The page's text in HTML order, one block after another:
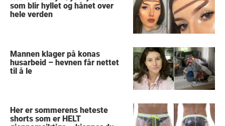
som blir hyllet og hånet over
hele verden
Mannen klager på konas
husarbeid – hevnen får nettet
til å le
Her er sommerens heteste
shorts som er HELT